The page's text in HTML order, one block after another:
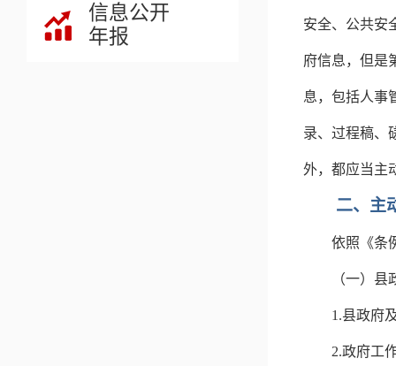
信息公开
年报
安全、公共安
府信息，但是
息，包括人事
录、过程稿、
外，都应当主
二、主
依照《条
（一）
1.县政府
2.政府工